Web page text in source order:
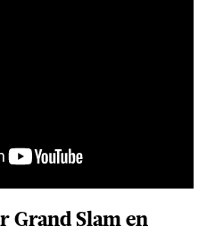
Grand Slam en